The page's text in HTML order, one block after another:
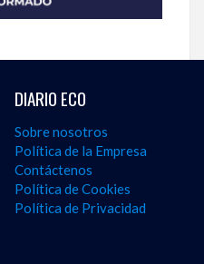
DIARIO ECO
Sobre nosotros
Política de la Empresa
Contáctenos
Política de Cookies
Política de Privacidad